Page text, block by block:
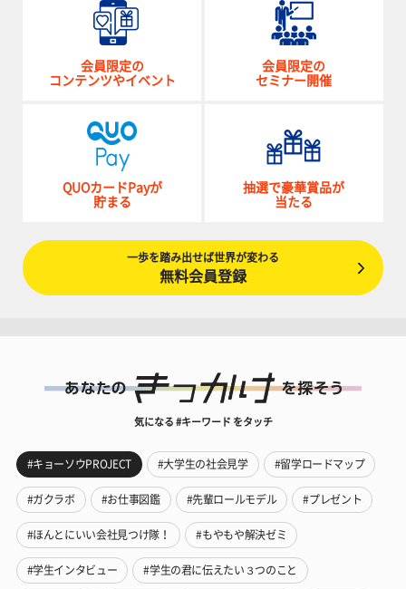
会員限定の
コンテンツやイベント
会員限定の
セミナー開催
QUOカードPayが
貯まる
抽選で豪華賞品が
当たる
一歩を踏み出せば世界が変わる
無料会員登録
気になる #キーワード をタッチ
#キョーソウPROJECT #大学生の社会見学 #留学ロードマップ
#ガクラボ #お仕事図鑑 #先輩ロールモデル #プレゼント
#ほんとにいい会社見つけ隊！ #もやもや解決ゼミ
#学生インタビュー #学生の君に伝えたい３つのこと